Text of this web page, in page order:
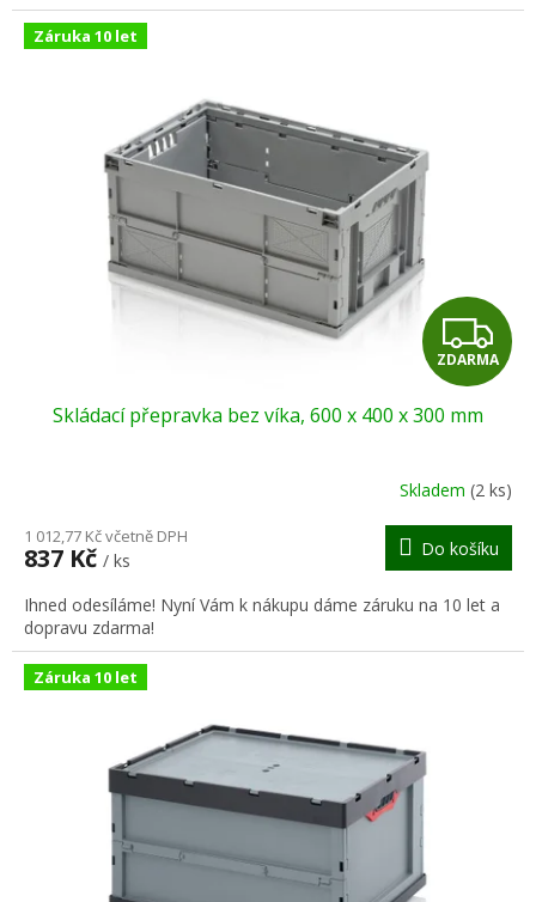
Záruka 10 let
Z
D
R
M
A
ZDARMA
Skládací přepravka bez víka, 600 x 400 x 300 mm
Skladem (2 ks)
1 012,77 Kč včetně DPH
837 Kč / ks
Do košíku
Ihned odesíláme! Nyní Vám k nákupu dáme záruku na 10 let a
dopravu zdarma!
Záruka 10 let